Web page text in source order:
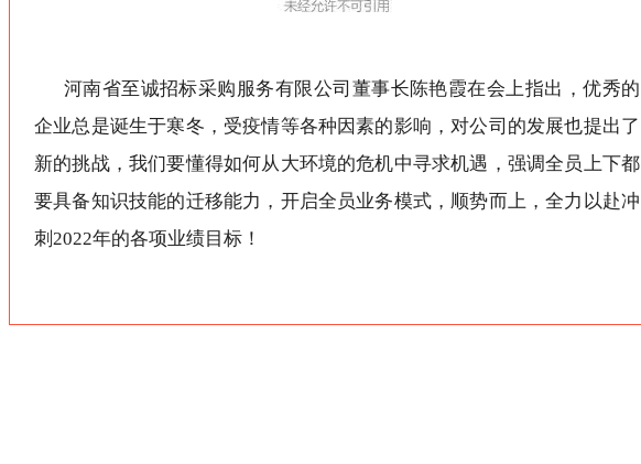
河南省至诚招标采购服务有限公司董事长陈艳霞在会上指出，优秀的
企业总是诞生于寒冬，受疫情等各种因素的影响，对公司的发展也提出了
新的挑战，我们要懂得如何从大环境的危机中寻求机遇，强调全员上下都
要具备知识技能的迁移能力，开启全员业务模式，顺势而上，全力以赴冲
刺2022年的各项业绩目标！